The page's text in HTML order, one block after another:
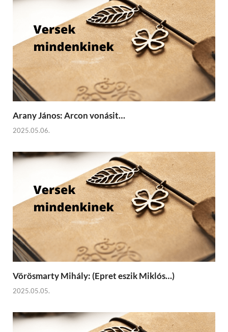
Arany János: Arcon vonásit…
2025.05.06.
Vörösmarty Mihály: (Epret eszik Miklós…)
2025.05.05.